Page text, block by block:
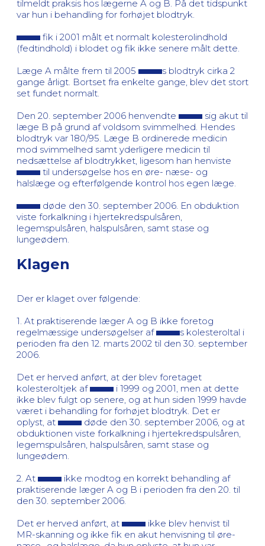
tilmeldt praksis hos lægerne A og B. På det tidspunkt
var hun i behandling for forhøjet blodtryk.
fik i 2001 målt et normalt kolesterolindhold
(fedtindhold) i blodet og fik ikke senere målt dette.
Læge A målte frem til 2005
s blodtryk cirka 2
gange årligt. Bortset fra enkelte gange, blev det stort
set fundet normalt.
Den 20. september 2006 henvendte
sig akut til
læge B på grund af voldsom svimmelhed. Hendes
blodtryk var 180/95. Læge B ordinerede medicin
mod svimmelhed samt yderligere medicin til
nedsættelse af blodtrykket, ligesom han henviste
til undersøgelse hos en øre- næse- og
halslæge og efterfølgende kontrol hos egen læge.
døde den 30. september 2006. En obduktion
viste forkalkning i hjertekredspulsåren,
legemspulsåren, halspulsåren, samt stase og
lungeødem.
Klagen
Der er klaget over følgende:
1. At praktiserende læger A og B ikke foretog
regelmæssige undersøgelser af
s kolesteroltal i
perioden fra den 12. marts 2002 til den 30. september
2006.
Det er herved anført, at der blev foretaget
kolesteroltjek af
i 1999 og 2001, men at dette
ikke blev fulgt op senere, og at hun siden 1999 havde
været i behandling for forhøjet blodtryk. Det er
oplyst, at
døde den 30. september 2006, og at
obduktionen viste forkalkning i hjertekredspulsåren,
legemspulsåren, halspulsåren, samt stase og
lungeødem.
2. At
ikke modtog en korrekt behandling af
praktiserende læger A og B i perioden fra den 20. til
den 30. september 2006.
Det er herved anført, at
ikke blev henvist til
MR-skanning og ikke fik en akut henvisning til øre-